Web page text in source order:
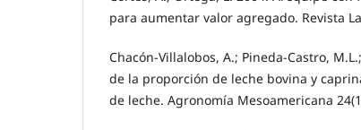
para aumentar valor agregado. Revista
Chacón-Villalobos, A.; Pineda-Castro,
de la proporción de leche bovina y
de leche. Agronomía Mesoamericana